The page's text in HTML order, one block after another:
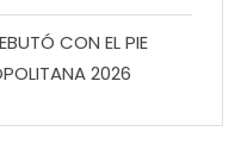
CON EL PIE
2026